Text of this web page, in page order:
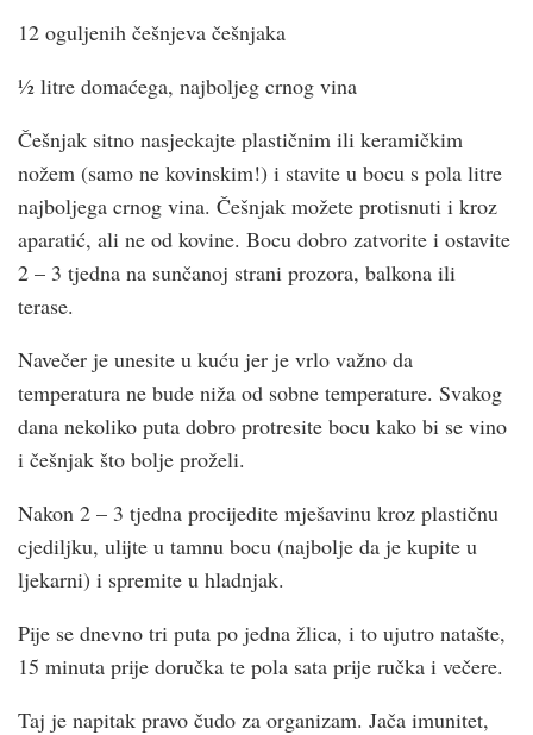
12 oguljenih češnjeva češnjaka
½ litre domaćega, najboljeg crnog vina
Češnjak sitno nasjeckajte plastičnim ili keramičkim
nožem (samo ne kovinskim!) i stavite u bocu s pola litre
najboljega crnog vina. Češnjak možete protisnuti i kroz
aparatić, ali ne od kovine. Bocu dobro zatvorite i ostavite
2 – 3 tjedna na sunčanoj strani prozora, balkona ili
terase.
Navečer je unesite u kuću jer je vrlo važno da
temperatura ne bude niža od sobne temperature. Svakog
dana nekoliko puta dobro protresite bocu kako bi se vino
i češnjak što bolje proželi.
Nakon 2 – 3 tjedna procijedite mješavinu kroz plastičnu
cjediljku, ulijte u tamnu bocu (najbolje da je kupite u
ljekarni) i spremite u hladnjak.
Pije se dnevno tri puta po jedna žlica, i to ujutro natašte,
15 minuta prije doručka te pola sata prije ručka i večere.
Taj je napitak pravo čudo za organizam. Jača imunitet,